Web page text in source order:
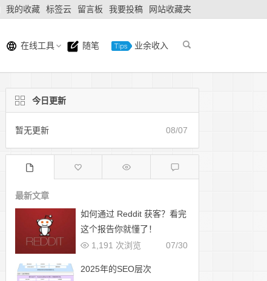
我的收藏 标签云 留言板 我要投稿 网站收藏夹
在线工具 随笔 业余收入
今日更新
暂无更新 08/07
最新文章
如何通过 Reddit 获客？看完
这个报告你就懂了！
07/30
1,191 次浏览
2025年的SEO层次